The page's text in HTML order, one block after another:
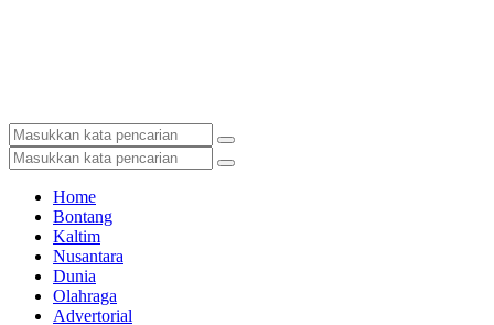
Home
Bontang
Kaltim
Nusantara
Dunia
Olahraga
Advertorial